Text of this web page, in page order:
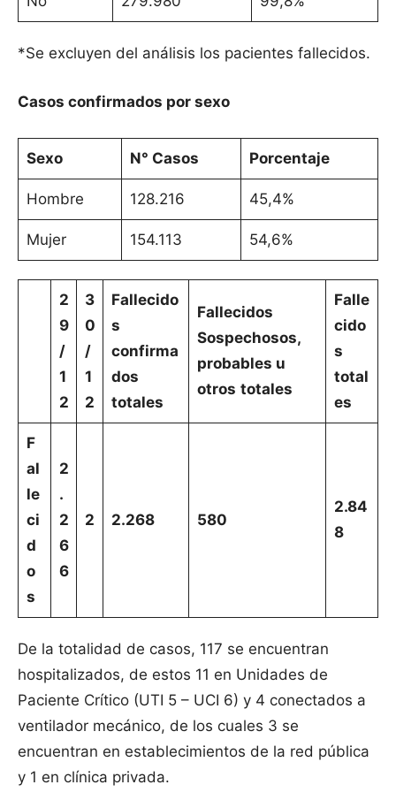
*Se excluyen del análisis los pacientes fallecidos.
Casos confirmados por sexo
Sexo N° Casos Porcentaje
Hombre 128.216 45,4%
Mujer 154.113 54,6%
2
9
/
1
2
3
0
/
1
2
Fallecido
s
confirma
dos
totales
Fallecidos
Sospechosos,
probables u
otros totales
Falle
cido
s
total
es
F
al
le
ci
d
o
s
2
.
2
6
6
2 2.268 580
2.84
8
De la totalidad de casos, 117 se encuentran
hospitalizados, de estos 11 en Unidades de
Paciente Crítico (UTI 5 – UCI 6) y 4 conectados a
ventilador mecánico, de los cuales 3 se
encuentran en establecimientos de la red pública
y 1 en clínica privada.